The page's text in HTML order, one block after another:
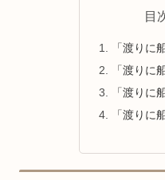
目
「渡りに
「渡りに
「渡りに
「渡りに